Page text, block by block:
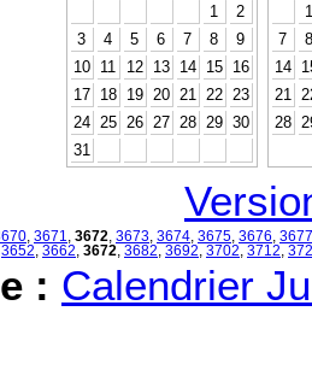
1
2
3
4 5 6 7 8
9
10
11 12 13 14 15
16
17
18 19 20 21 22
23
24
25 26 27 28 29 30
31
1
7
8
14
21
28
3671 3672 3673 3674 3675 3676 3677
3652 3662 3672 3682 3692 3702 3712
: Calendrier